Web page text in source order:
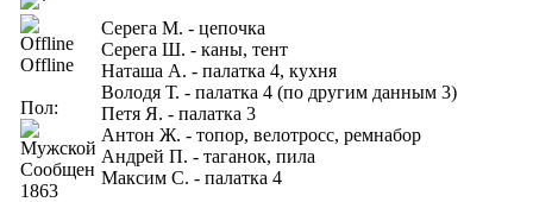
Offline
Пол:
Сообщений:
1863
Серега М. - цепочка
Серега Ш. - каны, тент
Наташа А. - палатка 4, кухня
Володя Т. - палатка 4 (по другим данным 3)
Петя Я. - палатка 3
Антон Ж. - топор, велотросс, ремнабор
Андрей П. - таганок, пила
Максим С. - палатка 4